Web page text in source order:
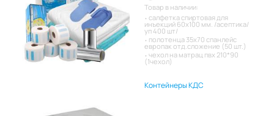
Товар в наличии:
салфетка спиртовая для
инъекций 60х100 мм. /асептика/
уп 400 шт/
полотенца 35х70 спанлейс
европак отд.сложение (50 шт.)
чехол на матрац пвх 210*90
(1чехол)
Контейнеры КДС